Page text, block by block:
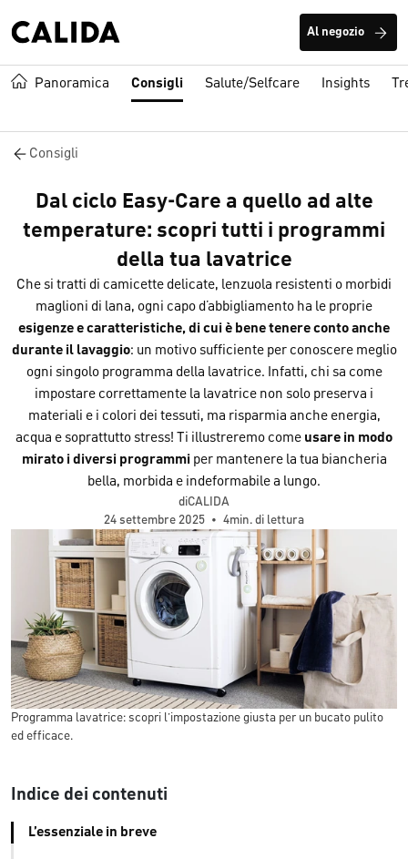
Al negozio
Panoramica Consigli Salute/Selfcare Insights
Consigli
Dal ciclo Easy-Care a quello ad alte
temperature: scopri tutti i programmi
della tua lavatrice
Che si tratti di camicette delicate, lenzuola resistenti o morbidi
maglioni di lana, ogni capo d’abbigliamento ha le proprie
esigenze e caratteristiche, di cui è bene tenere conto anche
durante il lavaggio: un motivo sufficiente per conoscere meglio
ogni singolo programma della lavatrice. Infatti, chi sa come
impostare correttamente la lavatrice non solo preserva i
materiali e i colori dei tessuti, ma risparmia anche energia,
acqua e soprattutto stress! Ti illustreremo come usare in modo
mirato i diversi programmiper mantenere la tua biancheria
bella, morbida e indeformabile a lungo.
diCALIDA
24 settembre 2025 • 4min. di lettura
Programma lavatrice: scopri l’impostazione giusta per un bucato pulito
ed efficace.
Indice dei contenuti
L’essenziale in breve